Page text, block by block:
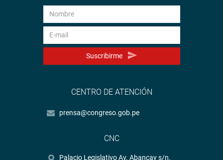
Suscribirme
CENTRO DE ATENCIÓN
prensa@congreso.gob.pe
CNC
Palacio Legislativo Av. Abancay s/n.